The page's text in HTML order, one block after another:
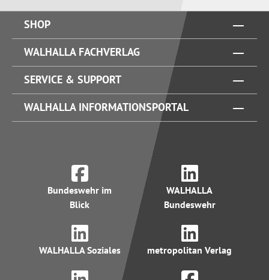
SHOP
WALHALLA FACHVERLAG
SERVICE & SUPPORT
WALHALLA INFORMATIONSPORTAL
Bundeswehr im
Blick
WALHALLA
Bundeswehr
WALHALLA Soziales metropolitan Verlag